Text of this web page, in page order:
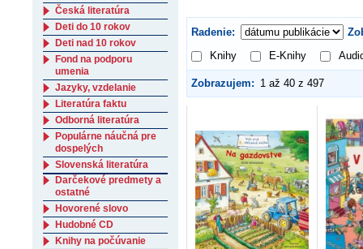
Radenie:
Knihy
E-Knihy
Zobrazujem: 1 až 40 z 497
Česká literatúra
Deti do 10 rokov
Deti nad 10 rokov
Fond na podporu
umenia
Jazyky, vzdelanie
Literatúra faktu
Odborná literatúra
Populárne náučná pre
dospelých
Slovenská literatúra
Darčekové predmety a
ostatné
Hovorené slovo
Hudobné CD
Knihy na počúvanie